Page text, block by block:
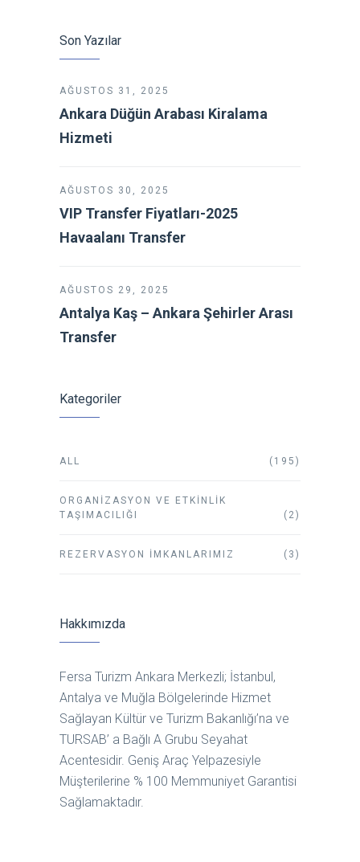
Son Yazılar
AĞUSTOS 31, 2025
Ankara Düğün Arabası Kiralama
Hizmeti
AĞUSTOS 30, 2025
VIP Transfer Fiyatları-2025
Havaalanı Transfer
AĞUSTOS 29, 2025
Antalya Kaş – Ankara Şehirler Arası
Transfer
Kategoriler
ALL (195)
ORGANIZASYON VE ETKINLIK
TAŞIMACILIĞI
(2)
REZERVASYON İMKANLARIMIZ (3)
Hakkımızda
Fersa Turizm Ankara Merkezli; İstanbul,
Antalya ve Muğla Bölgelerinde Hizmet
Sağlayan Kültür ve Turizm Bakanlığı’na ve
TURSAB’ a Bağlı A Grubu Seyahat
Acentesidir. Geniş Araç Yelpazesiyle
Müşterilerine % 100 Memmuniyet Garantisi
Sağlamaktadır.